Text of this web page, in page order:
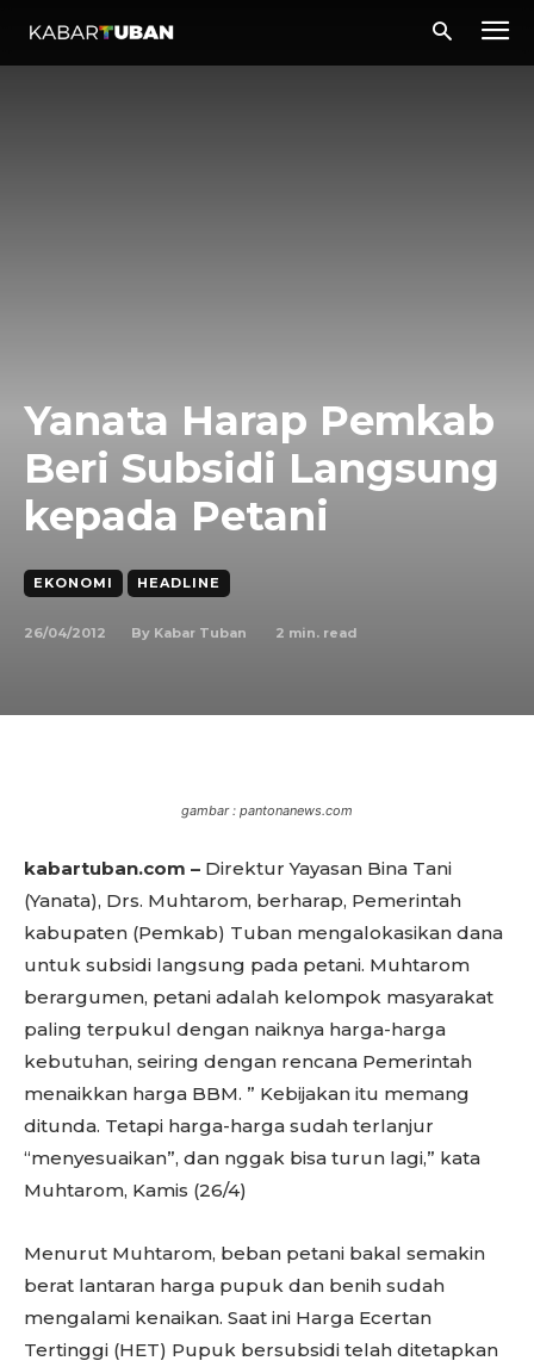
Yanata Harap Pemkab
Beri Subsidi Langsung
kepada Petani
EKONOMI HEADLINE
26/04/2012 By Kabar Tuban 2 min. read
gambar : pantonanews.com
kabartuban.com – Direktur Yayasan Bina Tani
(Yanata), Drs. Muhtarom, berharap, Pemerintah
kabupaten (Pemkab) Tuban mengalokasikan dana
untuk subsidi langsung pada petani. Muhtarom
berargumen, petani adalah kelompok masyarakat
paling terpukul dengan naiknya harga-harga
kebutuhan, seiring dengan rencana Pemerintah
menaikkan harga BBM. ” Kebijakan itu memang
ditunda. Tetapi harga-harga sudah terlanjur
“menyesuaikan”, dan nggak bisa turun lagi,” kata
Muhtarom, Kamis (26/4)
Menurut Muhtarom, beban petani bakal semakin
berat lantaran harga pupuk dan benih sudah
mengalami kenaikan. Saat ini Harga Ecertan
Tertinggi (HET) Pupuk bersubsidi telah ditetapkan